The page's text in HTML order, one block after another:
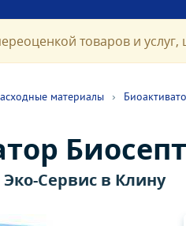
товаров и
материалы ›
Сервис в Клину